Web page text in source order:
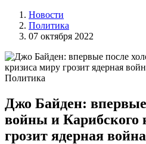
Новости
Политика
07 октября 2022
Политика
Джо Байден:
войны и Карибского
грозит ядерная война